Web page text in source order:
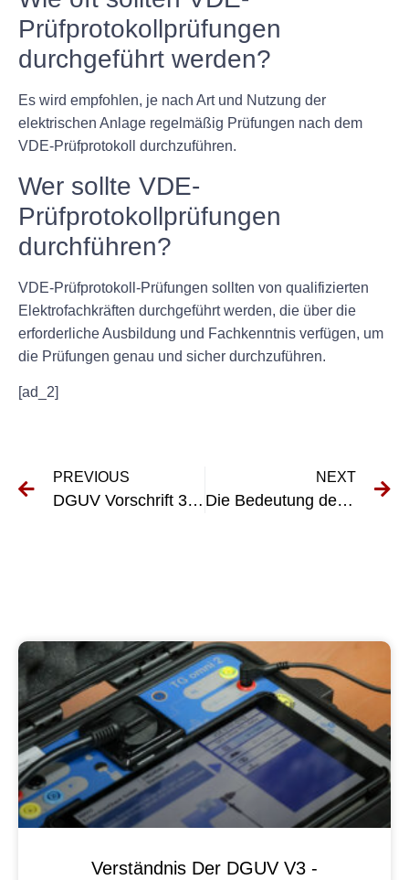
Prüfprotokollprüfungen
durchgeführt werden?
Es wird empfohlen, je nach Art und Nutzung der
elektrischen Anlage regelmäßig Prüfungen nach dem
VDE-Prüfprotokoll durchzuführen.
Wer sollte VDE-
Prüfprotokollprüfungen
durchführen?
VDE-Prüfprotokoll-Prüfungen sollten von qualifizierten
Elektrofachkräften durchgeführt werden, die über die
erforderliche Ausbildung und Fachkenntnis verfügen, um
die Prüfungen genau und sicher durchzuführen.
[ad_2]
PREVIOUS
DGUV Vorschrift 3: Elektrische Anlagen- und Gerätesicherheitsbestimmungen verstehen
NEXT
Die Bedeutung der Wiederholungsprüfung DGUV Vorschrift 3 für die Arbeitssicherheit verstehen
Verständnis Der DGUV V3 -